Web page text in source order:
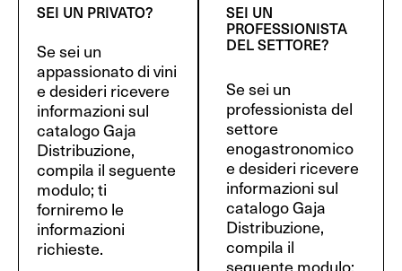
SEI UN PRIVATO?
Se sei un
appassionato di vini
e desideri ricevere
informazioni sul
catalogo Gaja
Distribuzione,
compila il seguente
modulo; ti
forniremo le
informazioni
richieste.
SEI UN
PROFESSIONISTA
DEL SETTORE?
Se sei un
professionista del
settore
enogastronomico
e desideri ricevere
informazioni sul
catalogo Gaja
Distribuzione,
compila il
seguente modulo;